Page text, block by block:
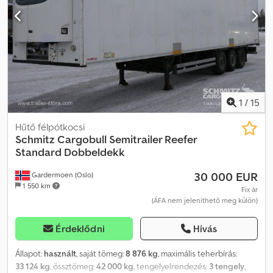
3. tengely: , Légrugózás, Hátsó aláfutásgátló, Elektronikus
fékrendszer (EBS), Komp kikötő kötési pontok, Hubodometer, 1x15
és 2x7 pólusú csatlakozó, Antispray rendszer, Toló suzi sín. 2 sor
süllyesztett rögzítő sín. Tekintse meg a weboldalunkon elérhető
összes jármű áttekintését. Finanszírozásra van szüksége? Egyéni
finanszírozási megoldásokat, teljes körű szervizszerződéseket és
telematikai szolgáltatásokat kínálunk. Személyesen is szívesen
tanácsot adunk. Dsdpfx Aeyldrgspiekr
1 / 15
Gardermoen (Oslo)
1 550 km
Hűtő félpótkocsi
Schmitz Cargobull Semitrailer Reefer
Standard Dobbeldekk
30 000 EUR
Fix ár
(ÁFA nem jeleníthető meg külön)
Érdeklődni Hívás
Állapot: használt, saját tömeg:8 876 kg, maximális teherbírás:
33 124 kg , össztömeg:42 000 kg , tengelyelrendezés: 3 tengely